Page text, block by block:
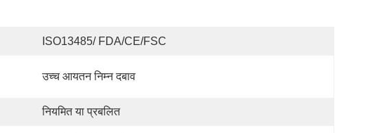
ISO13485/ FDA/CE/FSC
उच्च आयतन निम्न दबाव
नियमित या प्रबलित